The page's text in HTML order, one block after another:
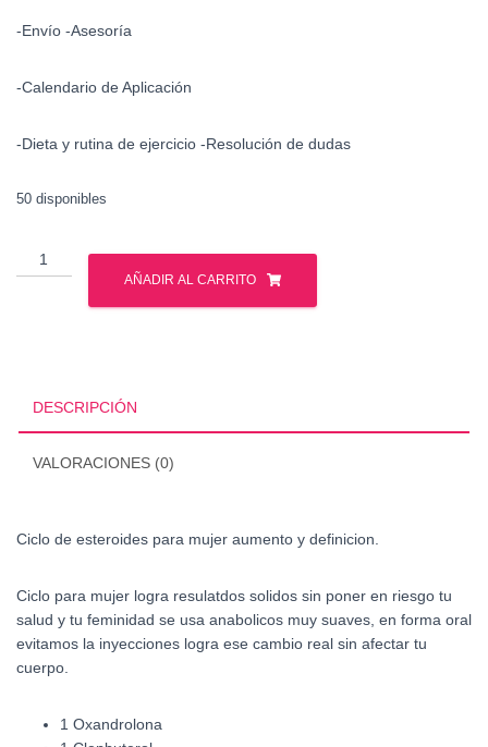
-Envío -Asesoría
-Calendario de Aplicación
-Dieta y rutina de ejercicio -Resolución de dudas
50 disponibles
Ciclo
de
esteroides
cantidad
AÑADIR AL CARRITO
DESCRIPCIÓN
VALORACIONES (0)
Ciclo de esteroides para mujer aumento y definicion.
Ciclo para mujer logra resulatdos solidos sin poner en riesgo tu
salud y tu feminidad se usa anabolicos muy suaves, en forma oral
evitamos la inyecciones logra ese cambio real sin afectar tu
cuerpo.
1 Oxandrolona